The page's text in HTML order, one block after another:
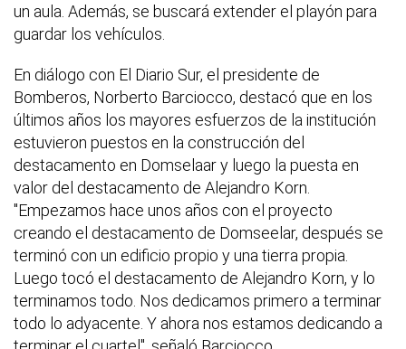
un aula. Además, se buscará extender el playón para
guardar los vehículos.
En diálogo con El Diario Sur, el presidente de
Bomberos, Norberto Barciocco, destacó que en los
últimos años los mayores esfuerzos de la institución
estuvieron puestos en la construcción del
destacamento en Domselaar y luego la puesta en
valor del destacamento de Alejandro Korn.
"Empezamos hace unos años con el proyecto
creando el destacamento de Domseelar, después se
terminó con un edificio propio y una tierra propia.
Luego tocó el destacamento de Alejandro Korn, y lo
terminamos todo. Nos dedicamos primero a terminar
todo lo adyacente. Y ahora nos estamos dedicando a